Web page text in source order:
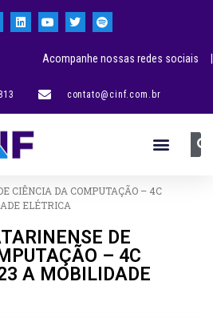
contato@cinf.com.br
Acompanhe nossas redes sociais |
CIÊNCIA DA COMPUTAÇÃO – 4C
ELÉTRICA
DE
– 4C
A MOBILIDADE